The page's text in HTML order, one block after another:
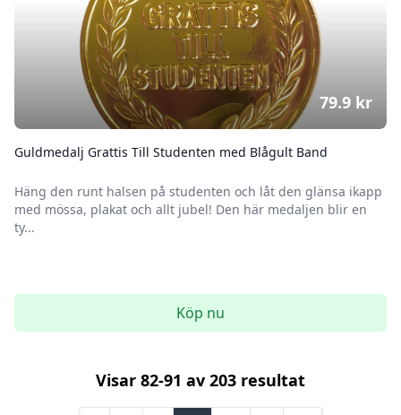
Guldmedalj Grattis Till Studenten med Blågult Band
Häng den runt halsen på studenten och låt den glänsa ikapp
med mössa, plakat och allt jubel! Den här medaljen blir en
ty...
79.9 kr
Köp nu
Visar 82-91 av 203 resultat